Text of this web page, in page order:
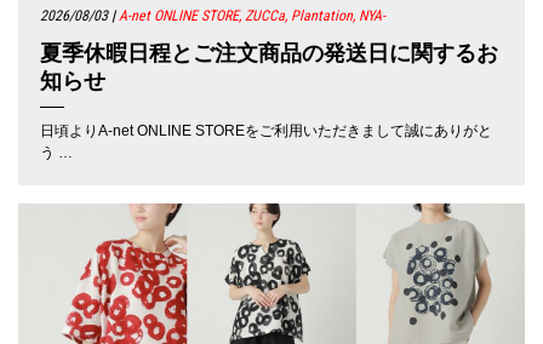
2026/08/03|A-net ONLINE STORE, ZUCCa, Plantation, NYA-
夏季休暇日程とご注文商品の発送日に関するお
知らせ
日頃よりA-net ONLINE STOREをご利用いただきまして誠にありがと
う …